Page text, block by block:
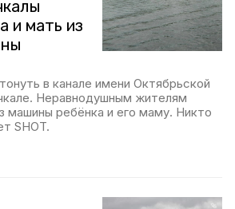
и мать из
в канале имени Октябрьской
Неравнодушным жителям
машины ребёнка и его маму. Никто
SHOT.